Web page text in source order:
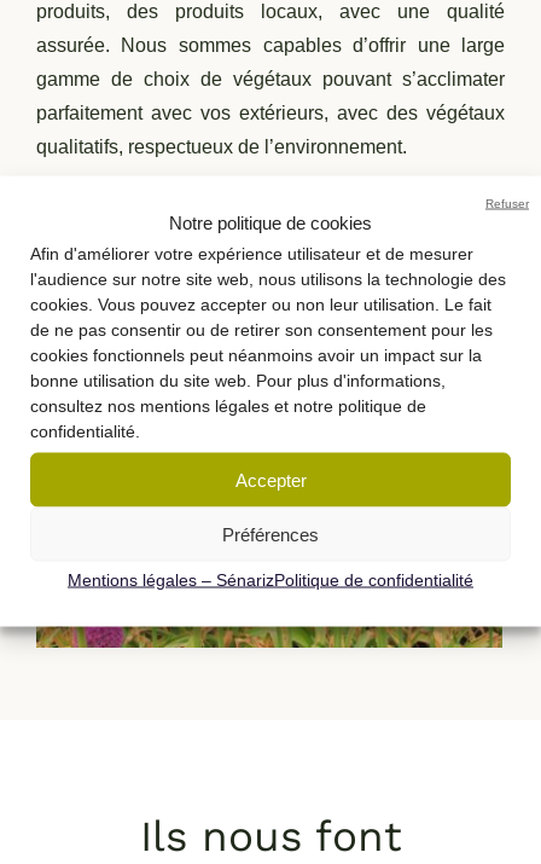
Notre politique de cookies
Afin d'améliorer votre expérience utilisateur et de mesurer
l'audience sur notre site web, nous utilisons la technologie des
cookies. Vous pouvez accepter ou non leur utilisation. Le fait
de ne pas consentir ou de retirer son consentement pour les
cookies fonctionnels peut néanmoins avoir un impact sur la
bonne utilisation du site web. Pour plus d'informations,
consultez nos mentions légales et notre politique de
confidentialité.
Accepter
Refuser
Préférences
Mentions légales – SénarizPolitique de confidentialité
produits, des produits locaux, avec une qualité
assurée. Nous sommes capables d’offrir une large
gamme de choix de végétaux pouvant s’acclimater
parfaitement avec vos extérieurs, avec des végétaux
qualitatifs, respectueux de l’environnement.
EN SAVOIR PLUS
Ils nous font